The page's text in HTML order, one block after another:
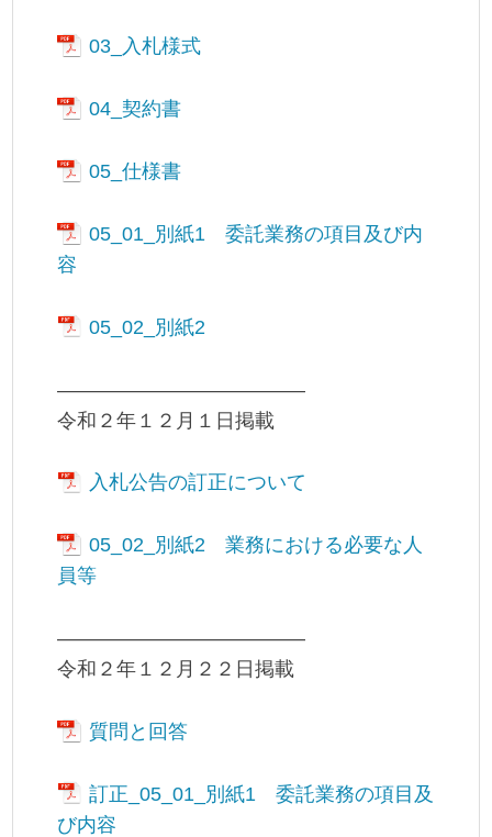
03_入札様式
04_契約書
05_仕様書
05_01_別紙1 委託業務の項目及び内
容
05_02_別紙2
————————————–
令和２年１２月１日掲載
入札公告の訂正について
05_02_別紙2 業務における必要な人
員等
————————————–
令和２年１２月２２日掲載
質問と回答
訂正_05_01_別紙1 委託業務の項目及
び内容